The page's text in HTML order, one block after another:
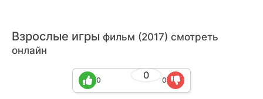
Взрослые игры фильм (2017) смотреть
онлайн
0
0 0